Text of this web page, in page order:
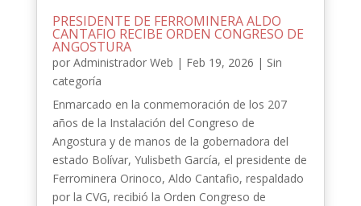
PRESIDENTE DE FERROMINERA ALDO
CANTAFIO RECIBE ORDEN CONGRESO DE
ANGOSTURA
por Administrador Web | Feb 19, 2026 | Sin
categoría
Enmarcado en la conmemoración de los 207
años de la Instalación del Congreso de
Angostura y de manos de la gobernadora del
estado Bolívar, Yulisbeth García, el presidente de
Ferrominera Orinoco, Aldo Cantafio, respaldado
por la CVG, recibió la Orden Congreso de